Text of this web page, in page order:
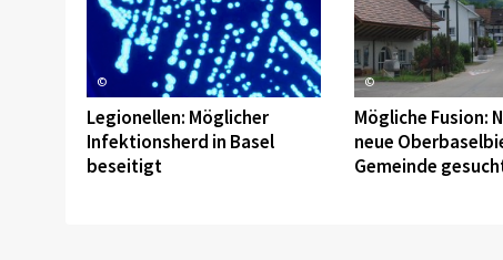
©
Legionellen: Möglicher
Infektionsherd in Basel
beseitigt
©
Mögliche Fusion:
neue
Gemeinde